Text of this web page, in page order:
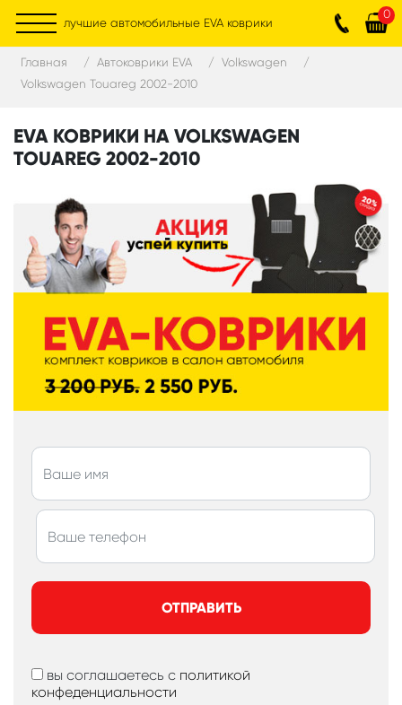
лучшие автомобильные EVA коврики
0
Главная Автоковрики EVA
Volkswagen
Volkswagen Touareg 2002-2010
EVA КОВРИКИ НА VOLKSWAGEN
TOUAREG 2002-2010
ОТПРАВИТЬ
вы соглашаетесь с политикой
конфеденциальности